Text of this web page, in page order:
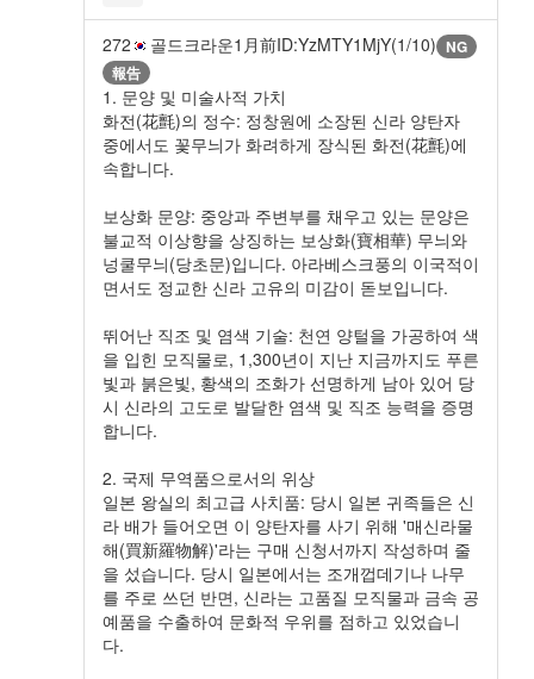
272 골드크라운1月前ID:YzMTY1MjY(1/10) NG
報告
1. 문양 및 미술사적 가치
화전(花氈)의 정수: 정창원에 소장된 신라 양탄자
중에서도 꽃무늬가 화려하게 장식된 화전(花氈)에
속합니다.
보상화 문양: 중앙과 주변부를 채우고 있는 문양은
불교적 이상향을 상징하는 보상화(寶相華) 무늬와
넝쿨무늬(당초문)입니다. 아라베스크풍의 이국적이
면서도 정교한 신라 고유의 미감이 돋보입니다.
뛰어난 직조 및 염색 기술: 천연 양털을 가공하여 색
을 입힌 모직물로, 1,300년이 지난 지금까지도 푸른
빛과 붉은빛, 황색의 조화가 선명하게 남아 있어 당
시 신라의 고도로 발달한 염색 및 직조 능력을 증명
합니다.
2. 국제 무역품으로서의 위상
일본 왕실의 최고급 사치품: 당시 일본 귀족들은 신
라 배가 들어오면 이 양탄자를 사기 위해 '매신라물
해(買新羅物解)'라는 구매 신청서까지 작성하며 줄
을 섰습니다. 당시 일본에서는 조개껍데기나 나무
를 주로 쓰던 반면, 신라는 고품질 모직물과 금속 공
예품을 수출하여 문화적 우위를 점하고 있었습니
다.